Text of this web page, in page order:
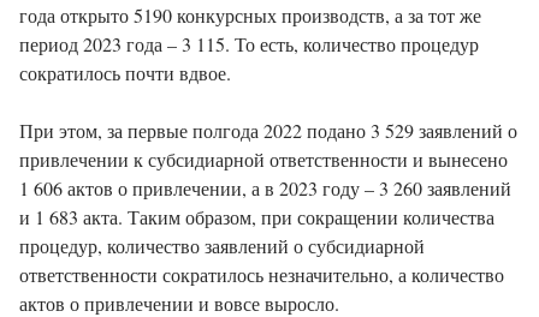
года открыто 5190 конкурсных производств, а за тот же
период 2023 года – 3 115. То есть, количество процедур
сократилось почти вдвое.
При этом, за первые полгода 2022 подано 3 529 заявлений о
привлечении к субсидиарной ответственности и вынесено
1 606 актов о привлечении, а в 2023 году – 3 260 заявлений
и 1 683 акта. Таким образом, при сокращении количества
процедур, количество заявлений о субсидиарной
ответственности сократилось незначительно, а количество
актов о привлечении и вовсе выросло.